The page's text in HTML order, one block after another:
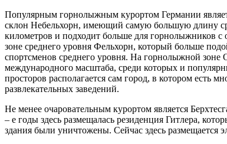
Популярным горнолыжным курортом Германии
склон Небельхорн, имеющий самую большую длину
километров и подходит больше для горнолыжников
зоне среднего уровня Фельхорн, который больше
спортсменов среднего уровня. На горнолыжной
международного масштаба, среди которых и
просторов располагается сам город, в котором есть
развлекательных заведений.
Не менее очаровательным курортом является
– е годы здесь размещалась резиденция Гитлера,
здания были уничтожены. Сейчас здесь размещается